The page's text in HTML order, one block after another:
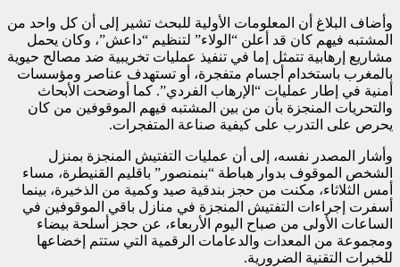
وأضاف البلاغ أن المعلومات الأولية للبحث تشير إلى أن كل واحد من
المشتبه فيهم كان قد أعلن “الولاء” لتنظيم “داعش”، وكان يحمل
مشاريع إرهابية تتمثل إما في تنفيذ عمليات تخريبية ضد مصالح حيوية
بالمغرب باستخدام أجسام متفجرة، أو تستهدف عناصر ومؤسسات
أمنية في إطار عمليات “الإرهاب الفردي”. كما أوضحت الأبحاث
والتحريات المنجزة بأن من بين المشتبه فيهم الموقوفين من كان
يحرص على التدرب على كيفية صناعة المتفجرات.
وأشار المصدر نفسه، إلى أن عمليات التفتيش المنجزة بمنزل
الشخص الموقوف بدوار هباطة “بنمنصور” باقليم القنيطرة، مساء
أمس الثلاثاء، مكنت من حجز بندقية صيد وكمية من الذخيرة، بينما
أسفرت إجراءات التفتيش المنجزة في منازل باقي الموقوفين في
الساعات الأولى من صباح اليوم الأربعاء، عن حجز أسلحة بيضاء
ومجموعة من المعدات والدعامات الرقمية التي ستتم إخضاعها
للخبرات التقنية الضرورية.